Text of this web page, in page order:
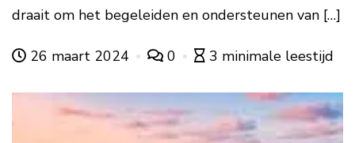
draait om het begeleiden en ondersteunen van […]
26 maart 2024 0 3 minimale leestijd